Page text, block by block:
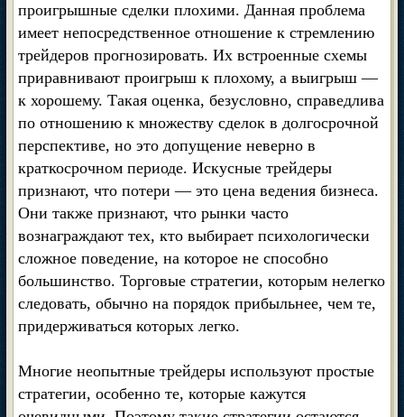
проигрышные сделки плохими. Данная проблема
имеет непосредственное отношение к стремлению
трейдеров прогнозировать. Их встроенные схемы
приравнивают проигрыш к плохому, а выигрыш —
к хорошему. Такая оценка, безусловно, справедлива
по отношению к множеству сделок в долгосрочной
перспективе, но это допущение неверно в
краткосрочном периоде. Искусные трейдеры
признают, что потери — это цена ведения бизнеса.
Они также признают, что рынки часто
вознаграждают тех, кто выбирает психологически
сложное поведение, на которое не способно
большинство. Торговые стратегии, которым нелегко
следовать, обычно на порядок прибыльнее, чем те,
придерживаться которых легко.
Многие неопытные трейдеры используют простые
стратегии, особенно те, которые кажутся